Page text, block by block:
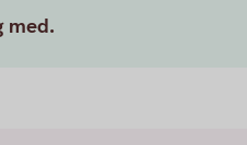
med.